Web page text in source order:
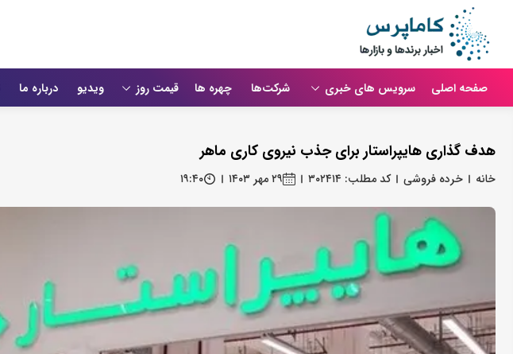
صفحه اصلی سرویس های خبری شرکت‌ها چهره ها قیمت روز ویدیو درباره ما
هدف گذاری هایپراستار برای جذب نیروی کاری ماهر
خانه خرده فروشی کد مطلب: ۳۰۲۴۱۴ ۲۹ مهر ۱۴۰۳ ۱۹:۴۰